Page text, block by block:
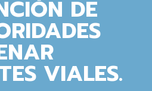
DE
VIALES.